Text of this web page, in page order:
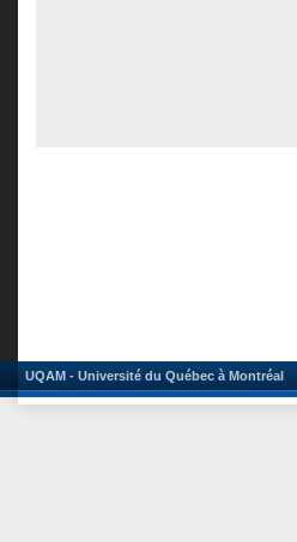
UQAM - Université du Québec à Montréal